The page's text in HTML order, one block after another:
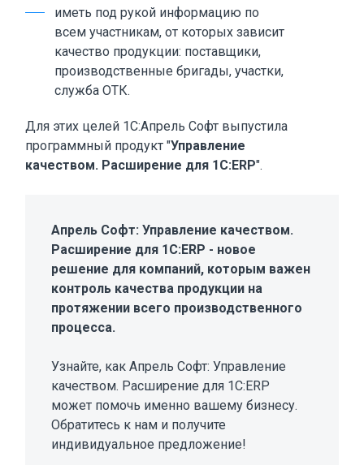
иметь под рукой информацию по
всем участникам, от которых зависит
качество продукции: поставщики,
производственные бригады, участки,
служба ОТК.
Для этих целей 1С:Апрель Софт выпустила
программный продукт "Управление
качеством. Расширение для 1С:ERP".
Апрель Софт: Управление качеством.
Расширение для 1С:ERP - новое
решение для компаний, которым важен
контроль качества продукции на
протяжении всего производственного
процесса.
Узнайте, как Апрель Софт: Управление
качеством. Расширение для 1С:ERP
может помочь именно вашему бизнесу.
Обратитесь к нам и получите
индивидуальное предложение!